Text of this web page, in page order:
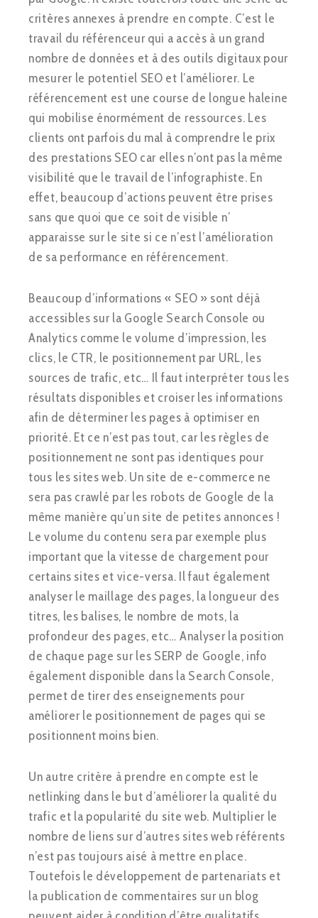
critères annexes à prendre en compte. C’est le
travail du référenceur qui a accès à un grand
nombre de données et à des outils digitaux pour
mesurer le potentiel SEO et l’améliorer. Le
référencement est une course de longue haleine
qui mobilise énormément de ressources. Les
clients ont parfois du mal à comprendre le prix
des prestations SEO car elles n’ont pas la même
visibilité que le travail de l’infographiste. En
effet, beaucoup d’actions peuvent être prises
sans que quoi que ce soit de visible n’
apparaisse sur le site si ce n’est l’amélioration
de sa performance en référencement.
Beaucoup d’informations « SEO » sont déjà
accessibles sur la Google Search Console ou
Analytics comme le volume d’impression, les
clics, le CTR, le positionnement par URL, les
sources de trafic, etc… Il faut interpréter tous les
résultats disponibles et croiser les informations
afin de déterminer les pages à optimiser en
priorité. Et ce n’est pas tout, car les règles de
positionnement ne sont pas identiques pour
tous les sites web. Un site de e-commerce ne
sera pas crawlé par les robots de Google de la
même manière qu’un site de petites annonces !
Le volume du contenu sera par exemple plus
important que la vitesse de chargement pour
certains sites et vice-versa. Il faut également
analyser le maillage des pages, la longueur des
titres, les balises, le nombre de mots, la
profondeur des pages, etc… Analyser la position
de chaque page sur les SERP de Google, info
également disponible dans la Search Console,
permet de tirer des enseignements pour
améliorer le positionnement de pages qui se
positionnent moins bien.
Un autre critère à prendre en compte est le
netlinking dans le but d’améliorer la qualité du
trafic et la popularité du site web. Multiplier le
nombre de liens sur d’autres sites web référents
n’est pas toujours aisé à mettre en place.
Toutefois le développement de partenariats et
la publication de commentaires sur un blog